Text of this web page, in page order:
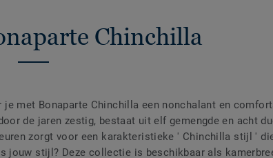
Chinchilla
met Bonaparte Chinchilla een nonchalant en
de jaren zestig, bestaat uit elf gemengde en acht
zorgt voor een karakteristieke ' Chinchilla stijl '
jouw stijl? Deze collectie is beschikbaar als